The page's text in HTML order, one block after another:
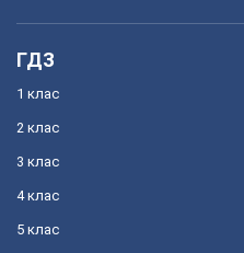
ГДЗ
1 клас
2 клас
3 клас
4 клас
5 клас